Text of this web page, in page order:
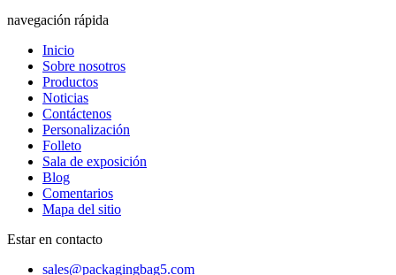
navegación rápida
Inicio
Sobre nosotros
Productos
Noticias
Contáctenos
Personalización
Folleto
Sala de exposición
Blog
Comentarios
Mapa del sitio
Estar en contacto
sales@packagingbag5.com